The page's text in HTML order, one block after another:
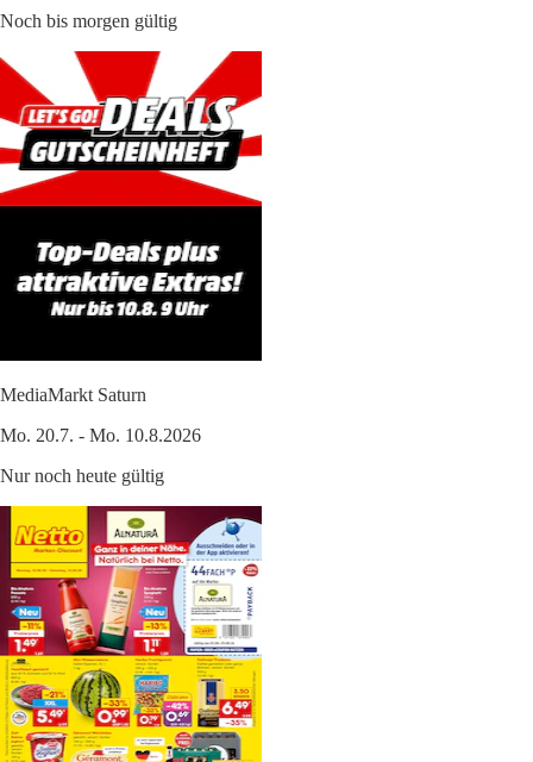
Noch bis morgen gültig
MediaMarkt Saturn
Mo. 20.7. - Mo. 10.8.2026
Nur noch heute gültig